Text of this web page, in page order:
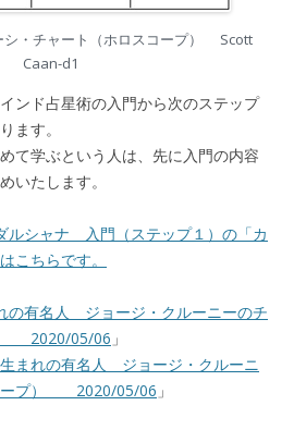
・チャート（ホロスコープ） Scott
Caan-d1
ンド占星術の入門から次のステップ
ます。
学ぶという人は、先に入門の内容
いたします。
ルシャナ 入門（ステップ１）の「カ
ちらです。
の有名人 ジョージ・クルーニーのチ
2020/05/06 」
生まれの有名人 ジョージ・クルーニ
ープ） 2020/05/06 」